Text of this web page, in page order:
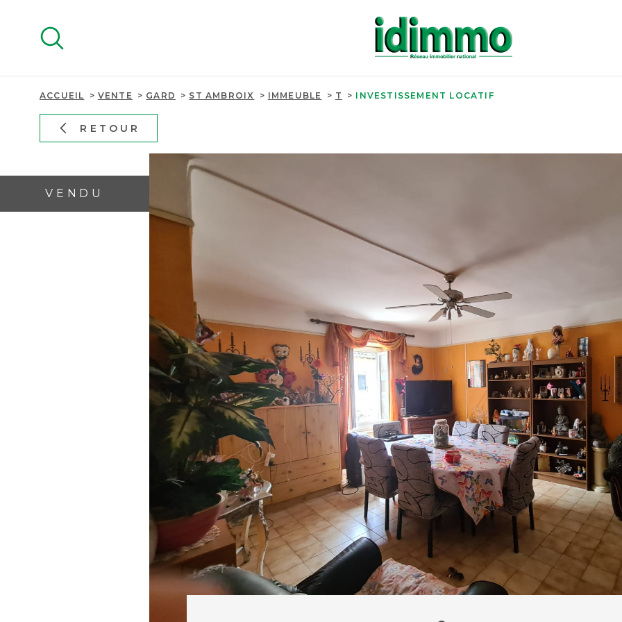
contenu
ACCUEIL VENTE GARD ST AMBROIX IMMEUBLE T INVESTISSEMENT LOCATIF
RETOUR
VENDU